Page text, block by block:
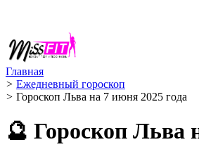
Главная
> Ежедневный гороскоп
> Гороскоп Льва на 7 июня 2025 года
🔮 Гороскоп Льва